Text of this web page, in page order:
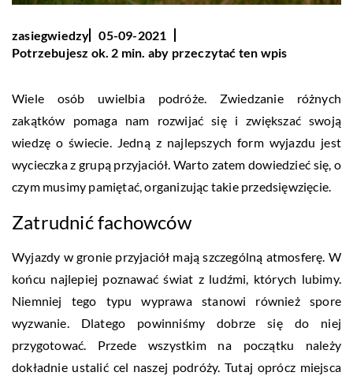
zasiegwiedzy
05-09-2021
Potrzebujesz ok. 2 min. aby przeczytać ten wpis
Wiele osób uwielbia podróże. Zwiedzanie różnych
zakątków pomaga nam rozwijać się i zwiększać swoją
wiedzę o świecie. Jedną z najlepszych form wyjazdu jest
wycieczka z grupą przyjaciół. Warto zatem dowiedzieć się, o
czym musimy pamiętać, organizując takie przedsięwzięcie.
Zatrudnić fachowców
Wyjazdy w gronie przyjaciół mają szczególną atmosferę. W
końcu najlepiej poznawać świat z ludźmi, których lubimy.
Niemniej tego typu wyprawa stanowi również spore
wyzwanie. Dlatego powinniśmy dobrze się do niej
przygotować. Przede wszystkim na początku należy
dokładnie ustalić cel naszej podróży. Tutaj oprócz miejsca